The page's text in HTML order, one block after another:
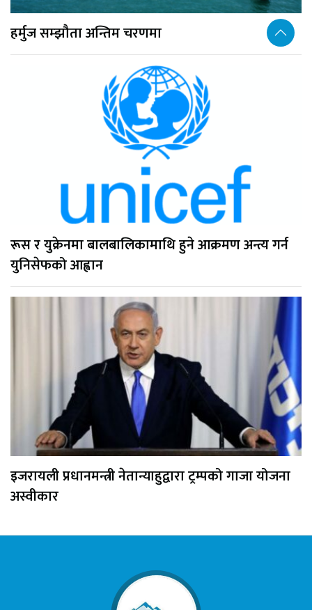
हर्मुज सम्झौता अन्तिम चरणमा
रूस र युक्रेनमा बालबालिकामाथि हुने आक्रमण अन्त्य गर्न
युनिसेफको आह्वान
इजरायली प्रधानमन्त्री नेतान्याहुद्वारा ट्रम्पको गाजा योजना
अस्वीकार